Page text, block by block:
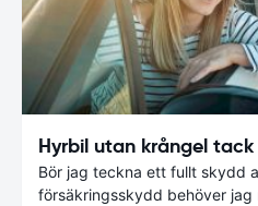
Hyrbil utan krångel
Bör jag teckna ett fullt skydd
försäkringsskydd behöver jag